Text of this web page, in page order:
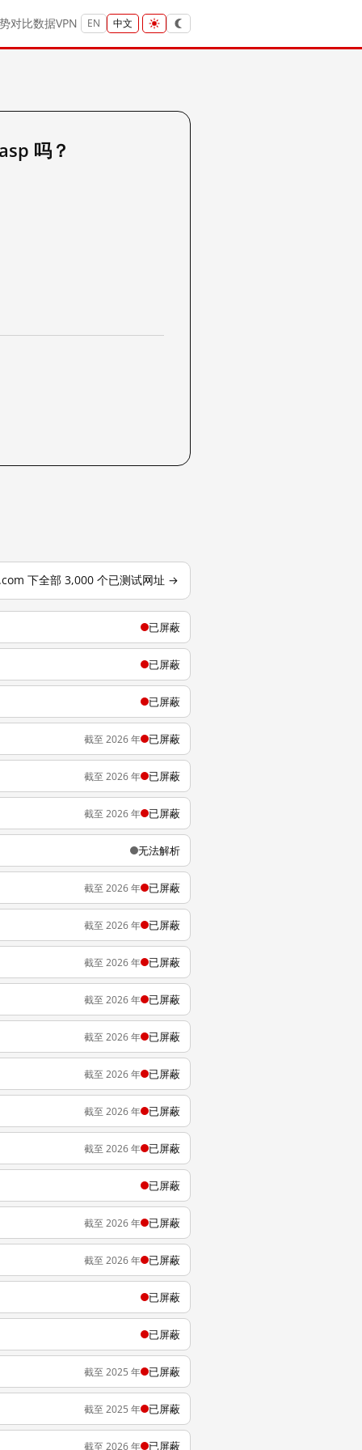
对比数据VPN EN 中文
吗？
下全部 3,000 个已测试网址 →
已屏蔽
已屏蔽
已屏蔽
截至 2026 年 已屏蔽
截至 2026 年 已屏蔽
截至 2026 年 已屏蔽
无法解析
截至 2026 年 已屏蔽
截至 2026 年 已屏蔽
截至 2026 年 已屏蔽
截至 2026 年 已屏蔽
截至 2026 年 已屏蔽
截至 2026 年 已屏蔽
截至 2026 年 已屏蔽
截至 2026 年 已屏蔽
已屏蔽
截至 2026 年 已屏蔽
截至 2026 年 已屏蔽
已屏蔽
已屏蔽
截至 2025 年 已屏蔽
截至 2025 年 已屏蔽
截至 2026 年 已屏蔽